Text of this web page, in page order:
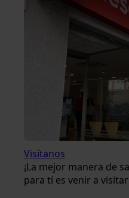
Visítanos
¡La mejor manera de
para tí es venir a